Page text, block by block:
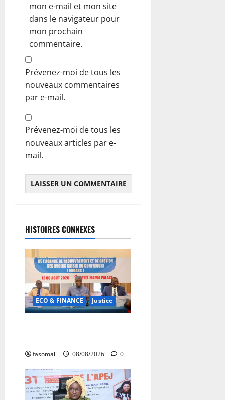
mon e-mail et mon site
dans le navigateur pour
mon prochain
commentaire.
Prévenez-moi de tous les
nouveaux commentaires
par e-mail.
Prévenez-moi de tous les
nouveaux articles par e-
mail.
HISTOIRES CONNEXES
ECO & FINANCE Justice
fasomali 08/08/2026 0